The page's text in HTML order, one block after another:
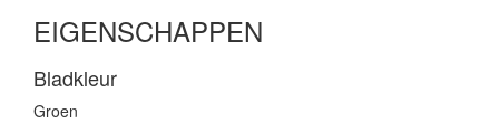
EIGENSCHAPPEN
Bladkleur
Groen